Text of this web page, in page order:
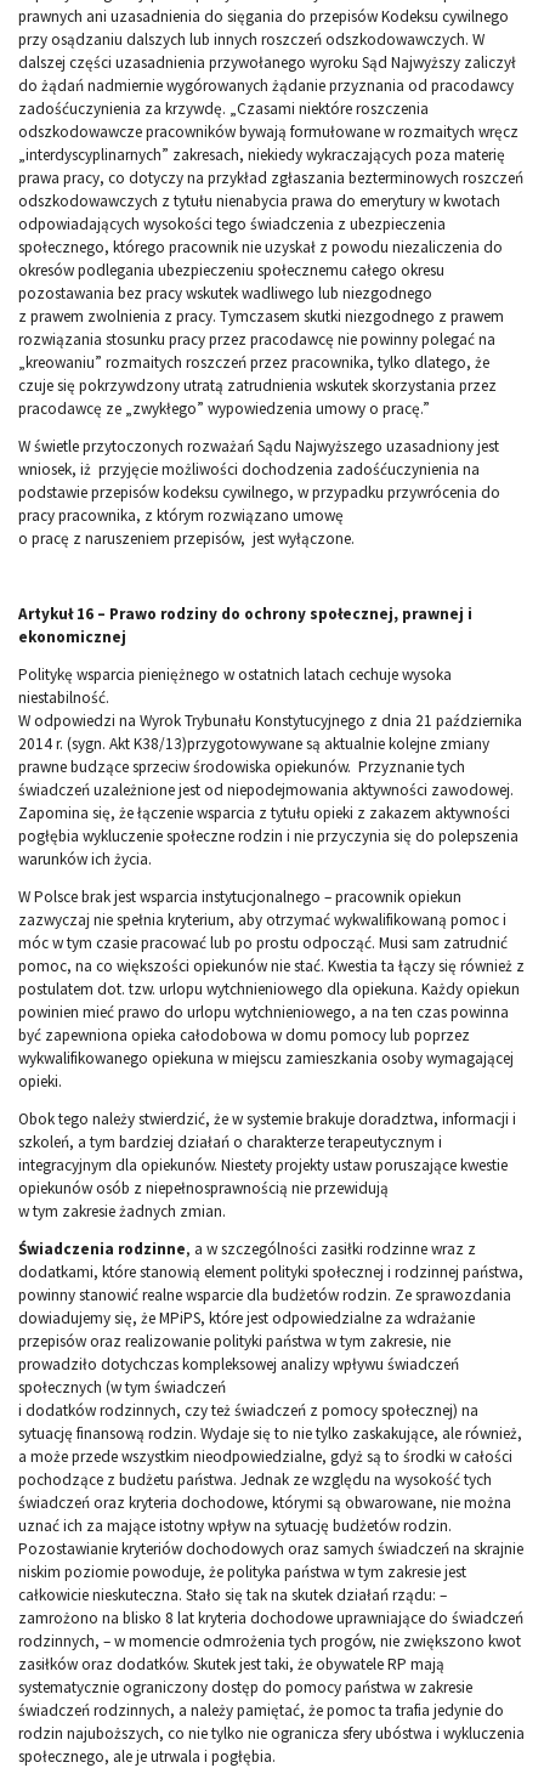
prawnych ani uzasadnienia do sięgania do przepisów Kodeksu cywilnego
przy osądzaniu dalszych lub innych roszczeń odszkodowawczych. W
dalszej części uzasadnienia przywołanego wyroku Sąd Najwyższy zaliczył
do żądań nadmiernie wygórowanych żądanie przyznania od pracodawcy
zadośćuczynienia za krzywdę. „Czasami niektóre roszczenia
odszkodowawcze pracowników bywają formułowane w rozmaitych wręcz
„interdyscyplinarnych” zakresach, niekiedy wykraczających poza materię
prawa pracy, co dotyczy na przykład zgłaszania bezterminowych roszczeń
odszkodowawczych z tytułu nienabycia prawa do emerytury w kwotach
odpowiadających wysokości tego świadczenia z ubezpieczenia
społecznego, którego pracownik nie uzyskał z powodu niezaliczenia do
okresów podlegania ubezpieczeniu społecznemu całego okresu
pozostawania bez pracy wskutek wadliwego lub niezgodnego
z prawem zwolnienia z pracy. Tymczasem skutki niezgodnego z prawem
rozwiązania stosunku pracy przez pracodawcę nie powinny polegać na
„kreowaniu” rozmaitych roszczeń przez pracownika, tylko dlatego, że
czuje się pokrzywdzony utratą zatrudnienia wskutek skorzystania przez
pracodawcę ze „zwykłego” wypowiedzenia umowy o pracę.”
W świetle przytoczonych rozważań Sądu Najwyższego uzasadniony jest
wniosek, iż przyjęcie możliwości dochodzenia zadośćuczynienia na
podstawie przepisów kodeksu cywilnego, w przypadku przywrócenia do
pracy pracownika, z którym rozwiązano umowę
o pracę z naruszeniem przepisów, jest wyłączone.
Artykuł 16 – Prawo rodziny do ochrony społecznej, prawnej i
ekonomicznej
Politykę wsparcia pieniężnego w ostatnich latach cechuje wysoka
niestabilność.
W odpowiedzi na Wyrok Trybunału Konstytucyjnego z dnia 21 października
2014 r. (sygn. Akt K38/13)przygotowywane są aktualnie kolejne zmiany
prawne budzące sprzeciw środowiska opiekunów. Przyznanie tych
świadczeń uzależnione jest od niepodejmowania aktywności zawodowej.
Zapomina się, że łączenie wsparcia z tytułu opieki z zakazem aktywności
pogłębia wykluczenie społeczne rodzin i nie przyczynia się do polepszenia
warunków ich życia.
W Polsce brak jest wsparcia instytucjonalnego – pracownik opiekun
zazwyczaj nie spełnia kryterium, aby otrzymać wykwalifikowaną pomoc i
móc w tym czasie pracować lub po prostu odpocząć. Musi sam zatrudnić
pomoc, na co większości opiekunów nie stać. Kwestia ta łączy się również z
postulatem dot. tzw. urlopu wytchnieniowego dla opiekuna. Każdy opiekun
powinien mieć prawo do urlopu wytchnieniowego, a na ten czas powinna
być zapewniona opieka całodobowa w domu pomocy lub poprzez
wykwalifikowanego opiekuna w miejscu zamieszkania osoby wymagającej
opieki.
Obok tego należy stwierdzić, że w systemie brakuje doradztwa, informacji i
szkoleń, a tym bardziej działań o charakterze terapeutycznym i
integracyjnym dla opiekunów. Niestety projekty ustaw poruszające kwestie
opiekunów osób z niepełnosprawnością nie przewidują
w tym zakresie żadnych zmian.
Świadczenia rodzinne, a w szczególności zasiłki rodzinne wraz z
dodatkami, które stanowią element polityki społecznej i rodzinnej państwa,
powinny stanowić realne wsparcie dla budżetów rodzin. Ze sprawozdania
dowiadujemy się, że MPiPS, które jest odpowiedzialne za wdrażanie
przepisów oraz realizowanie polityki państwa w tym zakresie, nie
prowadziło dotychczas kompleksowej analizy wpływu świadczeń
społecznych (w tym świadczeń
i dodatków rodzinnych, czy też świadczeń z pomocy społecznej) na
sytuację finansową rodzin. Wydaje się to nie tylko zaskakujące, ale również,
a może przede wszystkim nieodpowiedzialne, gdyż są to środki w całości
pochodzące z budżetu państwa. Jednak ze względu na wysokość tych
świadczeń oraz kryteria dochodowe, którymi są obwarowane, nie można
uznać ich za mające istotny wpływ na sytuację budżetów rodzin.
Pozostawianie kryteriów dochodowych oraz samych świadczeń na skrajnie
niskim poziomie powoduje, że polityka państwa w tym zakresie jest
całkowicie nieskuteczna. Stało się tak na skutek działań rządu: –
zamrożono na blisko 8 lat kryteria dochodowe uprawniające do świadczeń
rodzinnych, – w momencie odmrożenia tych progów, nie zwiększono kwot
zasiłków oraz dodatków. Skutek jest taki, że obywatele RP mają
systematycznie ograniczony dostęp do pomocy państwa w zakresie
świadczeń rodzinnych, a należy pamiętać, że pomoc ta trafia jedynie do
rodzin najuboższych, co nie tylko nie ogranicza sfery ubóstwa i wykluczenia
społecznego, ale je utrwala i pogłębia.